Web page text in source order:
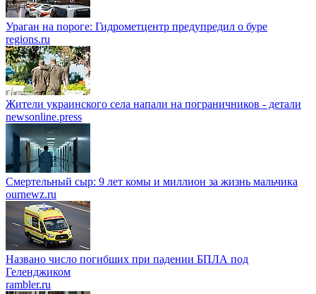
Ураган на пороге: Гидрометцентр предупредил о буре
regions.ru
Жители украинского села напали на пограничников - детали
newsonline.press
Смертельный сыр: 9 лет комы и миллион за жизнь мальчика
ournewz.ru
Названо число погибших при падении БПЛА под
Геленджиком
rambler.ru